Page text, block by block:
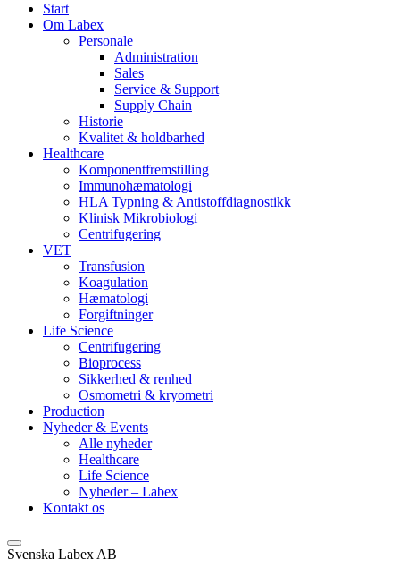
Start
Om Labex
Personale
Administration
Sales
Service & Support
Supply Chain
Historie
Kvalitet & holdbarhed
Healthcare
Komponentfremstilling
Immunohæmatologi
HLA Typning & Antistoffdiagnostikk
Klinisk Mikrobiologi
Centrifugering
VET
Transfusion
Koagulation
Hæmatologi
Forgiftninger
Life Science
Centrifugering
Bioprocess
Sikkerhed & renhed
Osmometri & kryometri
Production
Nyheder & Events
Alle nyheder
Healthcare
Life Science
Nyheder – Labex
Kontakt os
Svenska Labex AB